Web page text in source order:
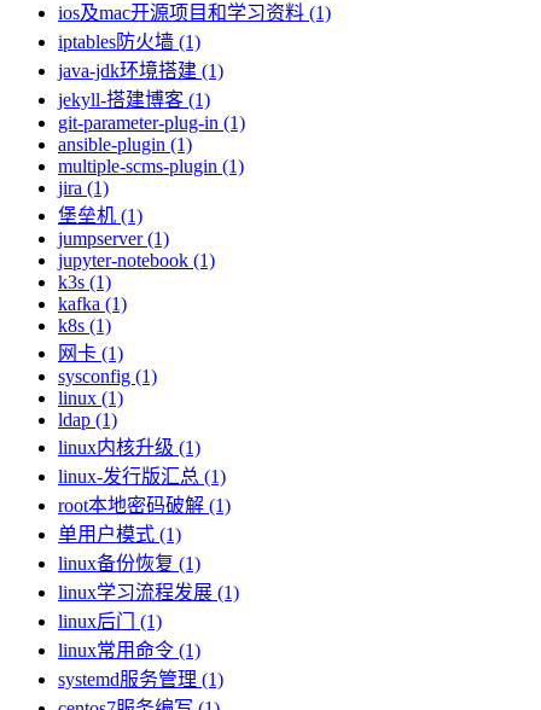
ios及mac开源项目和学习资料 (1)
iptables防火墙 (1)
java-jdk环境搭建 (1)
jekyll-搭建博客 (1)
git-parameter-plug-in (1)
ansible-plugin (1)
multiple-scms-plugin (1)
jira (1)
堡垒机 (1)
jumpserver (1)
jupyter-notebook (1)
k3s (1)
kafka (1)
k8s (1)
网卡 (1)
sysconfig (1)
linux (1)
ldap (1)
linux内核升级 (1)
linux-发行版汇总 (1)
root本地密码破解 (1)
单用户模式 (1)
linux备份恢复 (1)
linux学习流程发展 (1)
linux后门 (1)
linux常用命令 (1)
systemd服务管理 (1)